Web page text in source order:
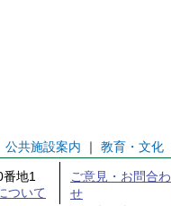
公共施設案内 ｜ 教育・文化
地1
ついて
ご意見・お問合わ
せ